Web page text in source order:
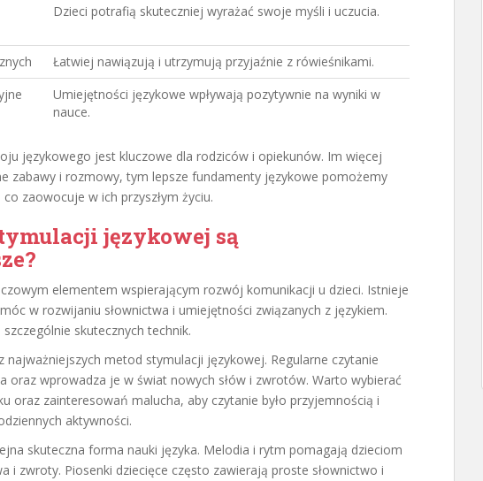
Dzieci potrafią skuteczniej wyrażać swoje myśli i uczucia.
Łatwiej nawiązują i utrzymują przyjaźnie z rówieśnikami.
Umiejętności językowe wpływają pozytywnie na wyniki w
nauce.
językowego jest kluczowe dla rodziców i opiekunów. Im więcej
zabawy i rozmowy, tym lepsze fundamenty językowe pomożemy
zaowocuje w ich przyszłym życiu.
językowej są
elementem wspierającym rozwój komunikacji u dzieci. Istnieje
w rozwijaniu słownictwa i umiejętności związanych z językiem.
skutecznych technik.
najważniejszych metod stymulacji językowej. Regularne czytanie
oraz wprowadza je w świat nowych słów i zwrotów. Warto wybierać
oraz zainteresowań malucha, aby czytanie było przyjemnością i
aktywności.
skuteczna forma nauki języka. Melodia i rytm pomagają dzieciom
i zwroty. Piosenki dziecięce często zawierają proste słownictwo i